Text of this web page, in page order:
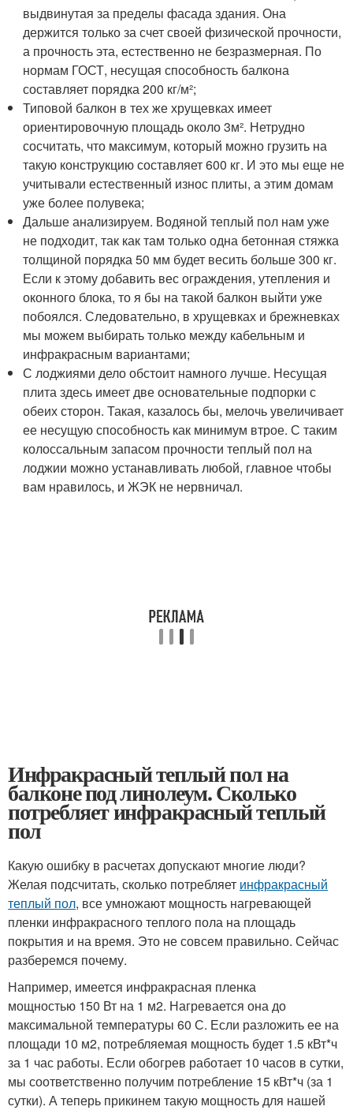
выдвинутая за пределы фасада здания. Она
держится только за счет своей физической прочности,
а прочность эта, естественно не безразмерная. По
нормам ГОСТ, несущая способность балкона
составляет порядка 200 кг/м²;
Типовой балкон в тех же хрущевках имеет
ориентировочную площадь около 3м². Нетрудно
сосчитать, что максимум, который можно грузить на
такую конструкцию составляет 600 кг. И это мы еще не
учитывали естественный износ плиты, а этим домам
уже более полувека;
Дальше анализируем. Водяной теплый пол нам уже
не подходит, так как там только одна бетонная стяжка
толщиной порядка 50 мм будет весить больше 300 кг.
Если к этому добавить вес ограждения, утепления и
оконного блока, то я бы на такой балкон выйти уже
побоялся. Следовательно, в хрущевках и брежневках
мы можем выбирать только между кабельным и
инфракрасным вариантами;
С лоджиями дело обстоит намного лучше. Несущая
плита здесь имеет две основательные подпорки с
обеих сторон. Такая, казалось бы, мелочь увеличивает
ее несущую способность как минимум втрое. С таким
колоссальным запасом прочности теплый пол на
лоджии можно устанавливать любой, главное чтобы
вам нравилось, и ЖЭК не нервничал.
Инфракрасный теплый пол на
балконе под линолеум. Сколько
потребляет инфракрасный теплый
пол
Какую ошибку в расчетах допускают многие люди?
Желая подсчитать, сколько потребляет инфракрасный
теплый пол, все умножают мощность нагревающей
пленки инфракрасного теплого пола на площадь
покрытия и на время. Это не совсем правильно. Сейчас
разберемся почему.
Например, имеется инфракрасная пленка
мощностью 150 Вт на 1 м2. Нагревается она до
максимальной температуры 60 С. Если разложить ее на
площади 10 м2, потребляемая мощность будет 1.5 кВт*ч
за 1 час работы. Если обогрев работает 10 часов в сутки,
мы соответственно получим потребление 15 кВт*ч (за 1
сутки). А теперь прикинем такую мощность для нашей